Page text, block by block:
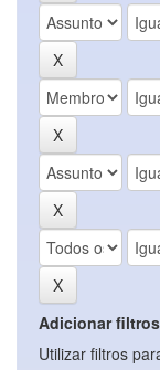
Adicionar
Utilizar filtros